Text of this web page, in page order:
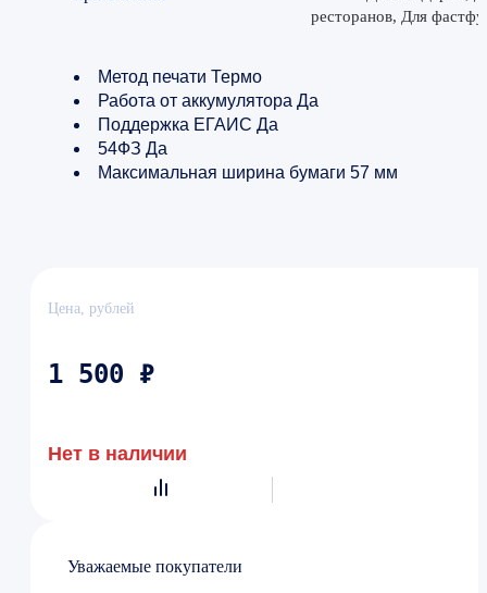
ресторанов, Для
Метод печати Термо
Работа от аккумулятора Да
Поддержка ЕГАИС Да
54ФЗ Да
Максимальная ширина бумаги 57 мм
Цена, рублей
1 500 ₽
Нет в наличии
Уважаемые покупатели